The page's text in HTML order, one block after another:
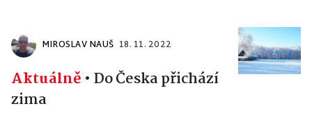
MIROSLAV NAUŠ 18. 11. 2022
Aktuálně • Do Česka přichází
zima